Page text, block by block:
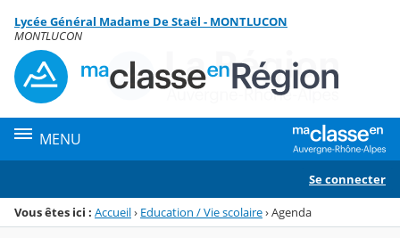
Menu de la rubrique
Contenu
Lycée Général Madame De Staël - MONTLUCON
MONTLUCON
MENU
Se connecter
Vous êtes ici : Accueil› Education / Vie scolaire›Agenda